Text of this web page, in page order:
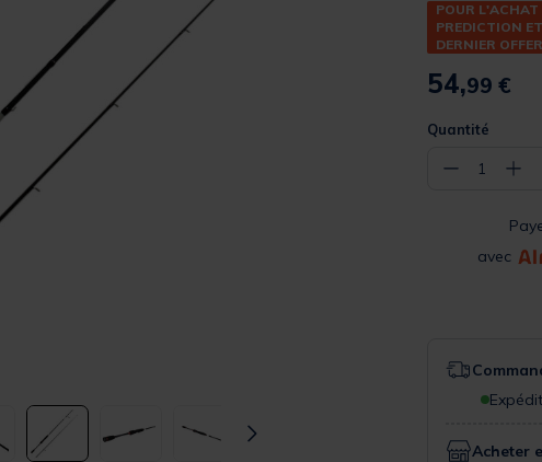
POUR
PREDICTION
DERNIER
54,99 €
Quantité
− 1 +
avec
Acheter